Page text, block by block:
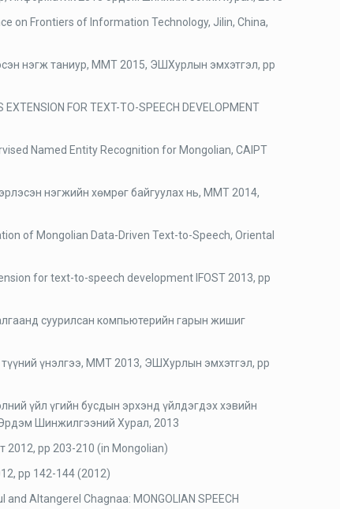
on Frontiers of Information Technology, Jilin, China,
нэгж таниур, ММТ 2015, ЭШХурлын эмхэтгэл, pp
FOR TEXT-TO-SPEECH DEVELOPMENT
Named Entity Recognition for Mongolian, CAIPT
нэгжийн хөмрөг байгуулах нь, ММТ 2014,
of Mongolian Data-Driven Text-to-Speech, Oriental
for text-to-speech development IFOST 2013, pp
суурилсан компьютерийн гарын жишиг
түүний үнэлгээ, ММТ 2013, ЭШХурлын эмхэтгэл, pp
үйл үгийн бусдын эрхэнд үйлдэгдэх хэвийн
Шинжилгээний Хурал, 2013
2012, pp 203-210 (in Mongolian)
pp 142-144 (2012)
Altangerel Chagnaa: MONGOLIAN SPEECH